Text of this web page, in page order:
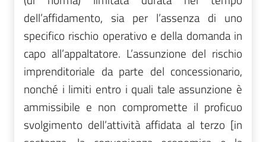
dell’affidamento, sia per l’assenza di uno
specifico rischio operativo e della domanda in
capo all’appaltatore. L’assunzione del rischio
imprenditoriale da parte del concessionario,
nonché i limiti entro i quali tale assunzione è
ammissibile e non compromette il proficuo
svolgimento dell’attività affidata al terzo [in